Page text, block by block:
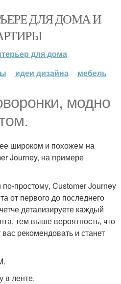
ДЛЯ ДОМА И
для дома
идеи дизайна мебель
модно
широком и похожем на
Journey, на примере
по-простому, Customer Journey
от первого до последнего
детализируете каждый
тем выше вероятность, что
рекомендовать и станет
в ленте.